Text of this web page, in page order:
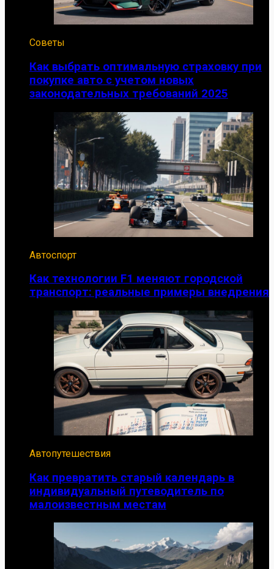
Советы
Как выбрать оптимальную страховку при
покупке авто с учетом новых
законодательных требований 2025
Автоспорт
Как технологии F1 меняют городской
транспорт: реальные примеры внедрения
Автопутешествия
Как превратить старый календарь в
индивидуальный путеводитель по
малоизвестным местам